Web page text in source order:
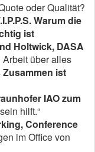
oder Qualität?
Warum die
ist
Holtwick, DASA
Arbeit über alles
ist
IAO zum
hilft.“
Conference
im Office von